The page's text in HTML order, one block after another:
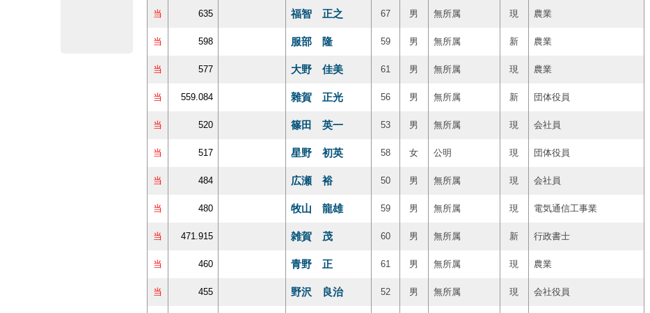
当 635 福智 正之 67 男 無所属 現 農業
当 598 服部 隆 59 男 無所属 新 農業
当 577 大野 佳美 61 男 無所属 現 農業
当 559.084 雜賀 正光 56 男 無所属 新 団体役員
当 520 篠田 英一 53 男 無所属 現 会社員
当 517 星野 初英 58 女 公明 現 団体役員
当 484 広瀬 裕 50 男 無所属 現 会社員
当 480 牧山 龍雄 59 男 無所属 現 電気通信工事業
当 471.915 雑賀 茂 60 男 無所属 新 行政書士
当 460 青野 正 61 男 無所属 現 農業
当 455 野沢 良治 52 男 無所属 現 会社役員